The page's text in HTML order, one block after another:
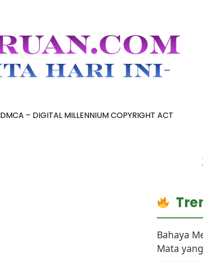
DMCA – DIGITAL MILLENNIUM COPYRIGHT ACT
Bahaya
Mata